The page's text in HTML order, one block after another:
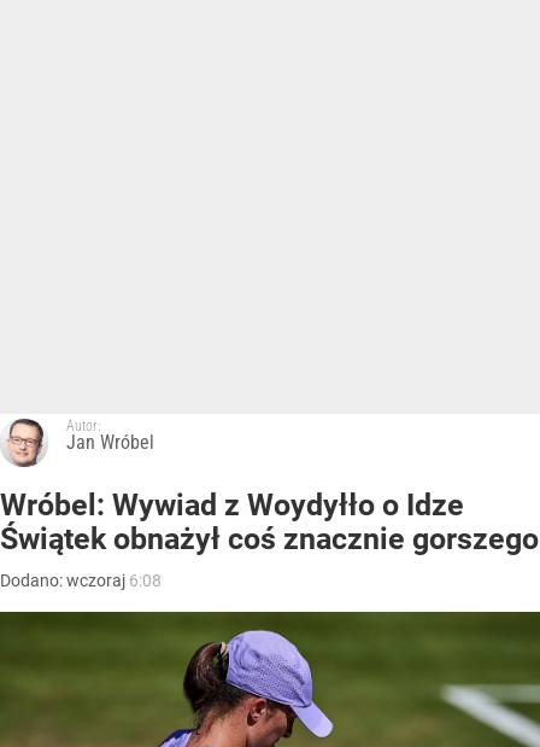
Autor:
Jan Wróbel
Wróbel: Wywiad z Woydyłło o Idze
Świątek obnażył coś znacznie gorszego
Dodano:wczoraj 6:08